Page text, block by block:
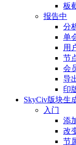
板
报告中
分
单
用
节
会
导
印
SkyCiv版块生
入门
添
改
节